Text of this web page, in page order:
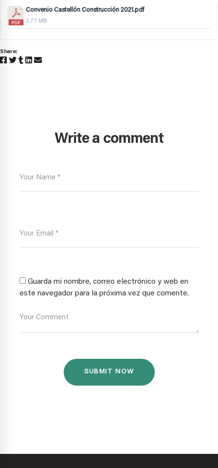
Convenio Castellón Construcción 2021.pdf
2.77 MB
Share:
Write a comment
Guarda mi nombre, correo electrónico y web en
este navegador para la próxima vez que comente.